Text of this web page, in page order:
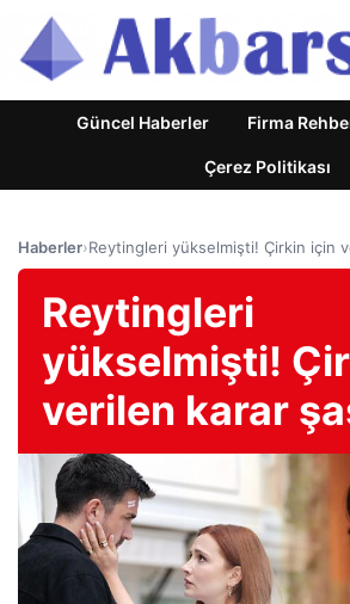
Güncel Haberler Firma
Çerez Politikası
Haberler›Reytingleri yükselmişti! Çirkin için
Reytingleri
yükselmişti!
verilen karar